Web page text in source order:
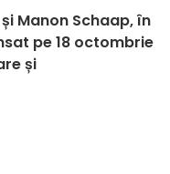
Manon Schaap, în
pe 18 octombrie
și